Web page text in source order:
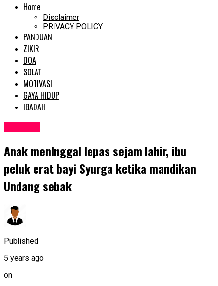
Home
Disclaimer
PRIVACY POLICY
PANDUAN
ZIKIR
DOA
SOLAT
MOTIVASI
GAYA HIDUP
IBADAH
Anak menlnggal lepas sejam lahir, ibu
peluk erat bayi Syurga ketika mandikan
Undang sebak
Published
5 years ago
on